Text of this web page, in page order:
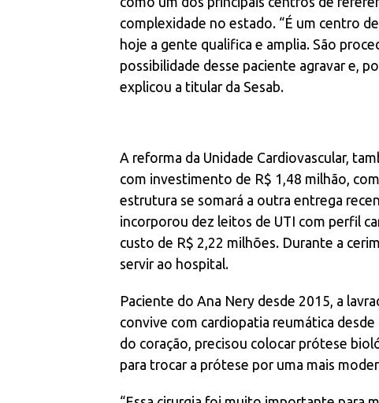
complexidade no estado. “É um centro
hoje a gente qualifica e amplia. São
possibilidade desse paciente agravar e,
explicou a titular da Sesab.
A reforma da Unidade Cardiovascular,
com investimento de R$ 1,48 milhão,
estrutura se somará a outra entrega
incorporou dez leitos de UTI com perfil
custo de R$ 2,22 milhões. Durante a
servir ao hospital.
Paciente do Ana Nery desde 2015, a
convive com cardiopatia reumática
do coração, precisou colocar prótese
para trocar a prótese por uma mais